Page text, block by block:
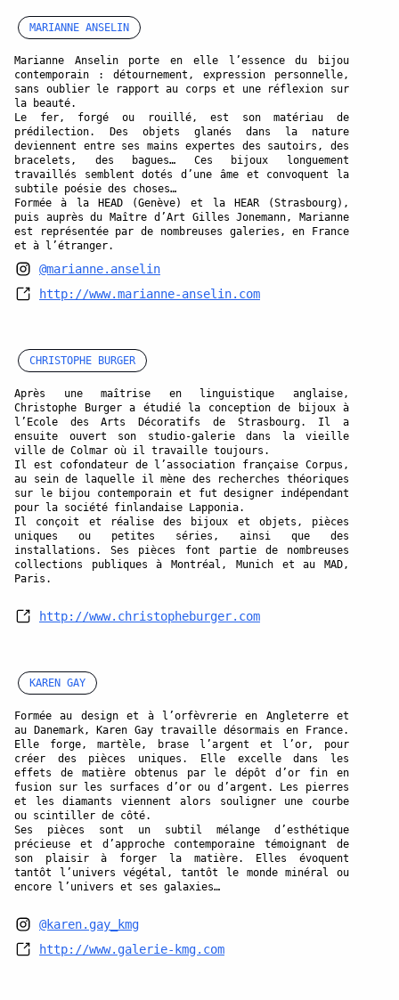
MARIANNE ANSELIN
Marianne Anselin porte en elle l’essence du bijou
contemporain : détournement, expression personnelle,
sans oublier le rapport au corps et une réflexion sur
la beauté.
Le fer, forgé ou rouillé, est son matériau de
prédilection. Des objets glanés dans la nature
deviennent entre ses mains expertes des sautoirs, des
bracelets, des bagues… Ces bijoux longuement
travaillés semblent dotés d’une âme et convoquent la
subtile poésie des choses…
Formée à la HEAD (Genève) et la HEAR (Strasbourg),
puis auprès du Maître d’Art Gilles Jonemann, Marianne
est représentée par de nombreuses galeries, en France
et à l’étranger.
@marianne.anselin
http://www.marianne-anselin.com
CHRISTOPHE BURGER
Après une maîtrise en linguistique anglaise,
Christophe Burger a étudié la conception de bijoux à
l’Ecole des Arts Décoratifs de Strasbourg. Il a
ensuite ouvert son studio-galerie dans la vieille
ville de Colmar où il travaille toujours.
Il est cofondateur de l’association française Corpus,
au sein de laquelle il mène des recherches théoriques
sur le bijou contemporain et fut designer indépendant
pour la société finlandaise Lapponia.
Il conçoit et réalise des bijoux et objets, pièces
uniques ou petites séries, ainsi que des
installations. Ses pièces font partie de nombreuses
collections publiques à Montréal, Munich et au MAD,
Paris.
http://www.christopheburger.com
KAREN GAY
Formée au design et à l’orfèvrerie en Angleterre et
au Danemark, Karen Gay travaille désormais en France.
Elle forge, martèle, brase l’argent et l’or, pour
créer des pièces uniques. Elle excelle dans les
effets de matière obtenus par le dépôt d’or fin en
fusion sur les surfaces d’or ou d’argent. Les pierres
et les diamants viennent alors souligner une courbe
ou scintiller de côté.
Ses pièces sont un subtil mélange d’esthétique
précieuse et d’approche contemporaine témoignant de
son plaisir à forger la matière. Elles évoquent
tantôt l’univers végétal, tantôt le monde minéral ou
encore l’univers et ses galaxies…
@karen.gay_kmg
http://www.galerie-kmg.com